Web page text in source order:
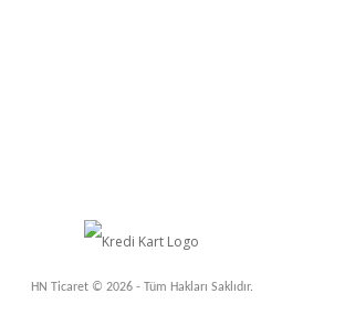
HN Ticaret © 2026 - Tüm Hakları Saklıdır.